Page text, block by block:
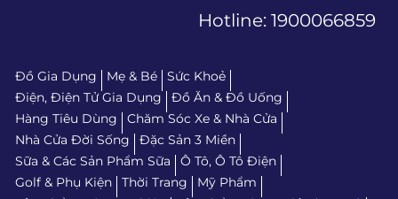
Hotline: 1900066859
Đồ Gia Dụng Mẹ & Bé
Sức Khoẻ
Điện, Điện Tử Gia Dụng
Đồ Ăn & Đồ Uống
Hàng Tiêu Dùng
Chăm Sóc Xe & Nhà Cửa
Nhà Cửa Đời Sống
Đặc Sản 3 Miền
Sữa & Các Sản Phẩm Sữa
Ô Tô, Ô Tô Điện
Golf & Phụ Kiện
Thời Trang
Mỹ Phẩm